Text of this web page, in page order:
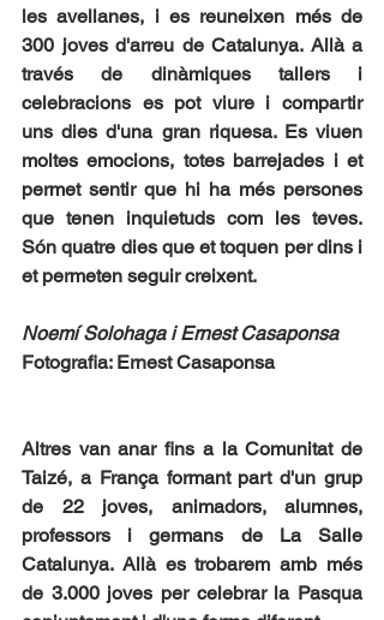
les avellanes, i es reuneixen més de
300 joves d'arreu de Catalunya. Allà a
través de dinàmiques tallers i
celebracions es pot viure i compartir
uns dies d'una gran riquesa. Es viuen
moltes emocions, totes barrejades i et
permet sentir que hi ha més persones
que tenen inquietuds com les teves.
Són quatre dies que et toquen per dins i
et permeten seguir creixent.
Noemí Solohaga i Ernest Casaponsa
Fotografia: Ernest Casaponsa
Altres van anar fins a la Comunitat de
Taizé, a França formant part d'un grup
de 22 joves, animadors, alumnes,
professors i germans de La Salle
Catalunya. Allà es trobarem amb més
de 3.000 joves per celebrar la Pasqua